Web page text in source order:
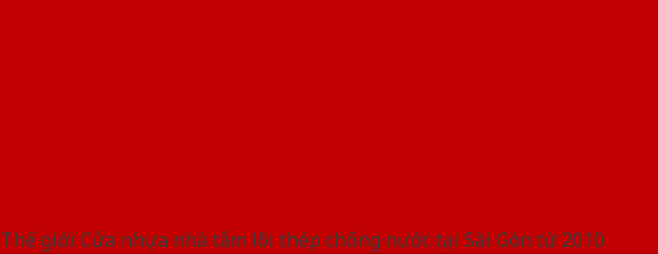
Thế giới Cửa nhựa nhà tắm lõi thép chống nước tại Sài Gòn từ 2010